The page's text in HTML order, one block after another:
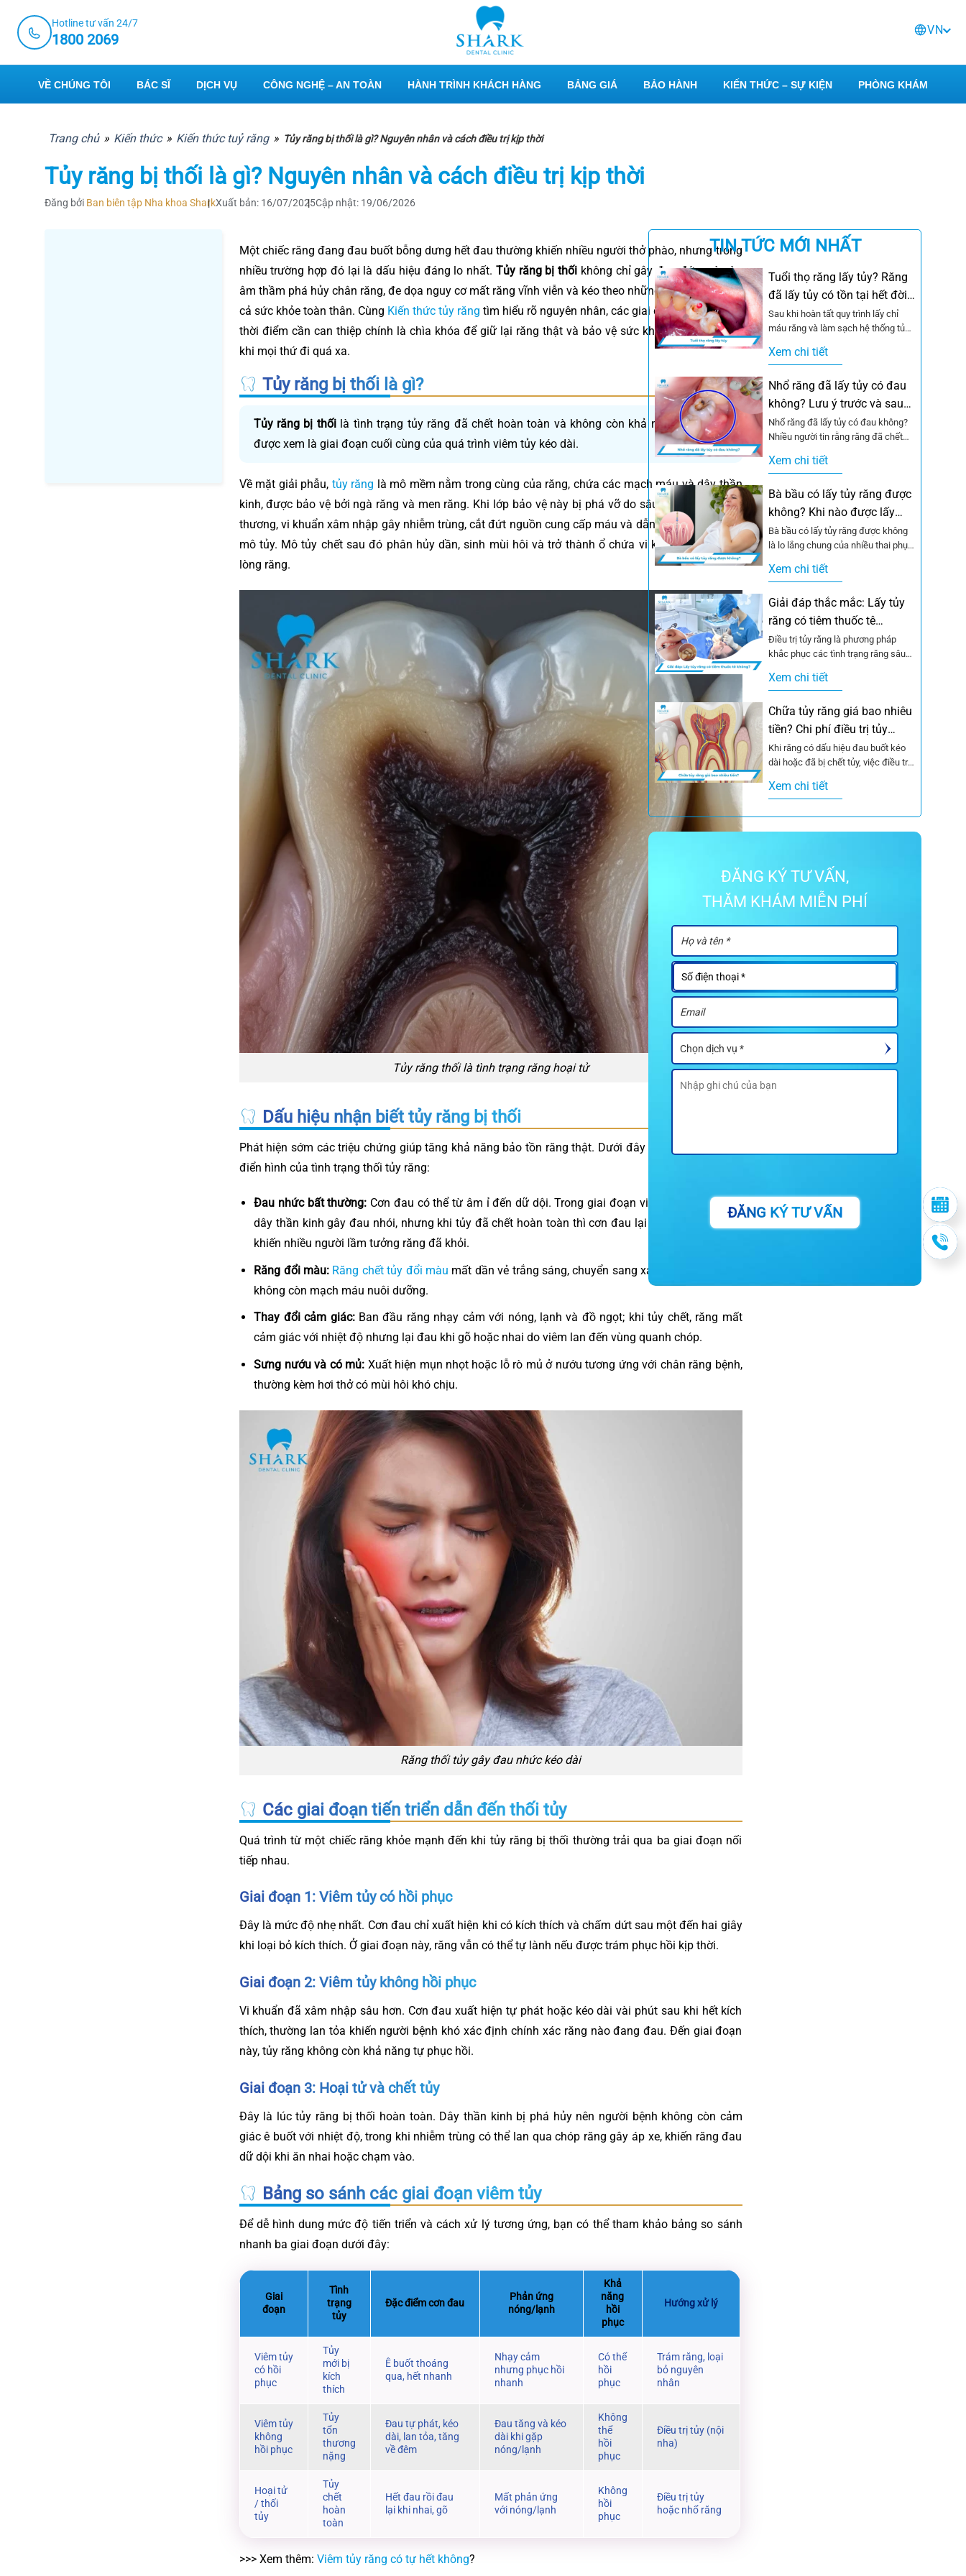
content
Hotline tư vấn 24/7
1800 2069
VN
VỀ CHÚNG TÔI BÁC SĨ DỊCH VỤ CÔNG NGHỆ – AN TOÀN HÀNH TRÌNH KHÁCH HÀNG BẢNG GIÁ BẢO HÀNH KIẾN THỨC – SỰ KIỆN PHÒNG KHÁM
Trang chủ » Kiến thức » Kiến thức tuỷ răng » Tủy răng bị thối là gì? Nguyên nhân và cách điều trị kịp thời
Tủy răng bị thối là gì? Nguyên nhân và cách điều trị kịp thời
Đăng bởi Ban biên tập Nha khoa SharkXuất bản: 16/07/2025Cập nhật: 19/06/2026
Một chiếc răng đang đau buốt bỗng dưng hết đau thường khiến nhiều người thở phào, nhưng trong
nhiều trường hợp đó lại là dấu hiệu đáng lo nhất. Tủy răng bị thối không chỉ gây đau đớn mà còn
âm thầm phá hủy chân răng, đe dọa nguy cơ mất răng vĩnh viễn và kéo theo những biến chứng cho
cả sức khỏe toàn thân. Cùng Kiến thức tủy răng tìm hiểu rõ nguyên nhân, các giai đoạn tiến triển và
thời điểm cần can thiệp chính là chìa khóa để giữ lại răng thật và bảo vệ sức khỏe của bạn trước
khi mọi thứ đi quá xa.
Tủy răng bị thối là gì?
Tủy răng bị thốilà tình trạng tủy răng đã chết hoàn toàn và không còn khả năng hồi phục,
được xem là giai đoạn cuối cùng của quá trình viêm tủy kéo dài.
Về mặt giải phẫu, tủy răng là mô mềm nằm trong cùng của răng, chứa các mạch máu và dây thần
kinh, được bảo vệ bởi ngà răng và men răng. Khi lớp bảo vệ này bị phá vỡ do sâu răng hoặc chấn
thương, vi khuẩn xâm nhập gây nhiễm trùng, cắt đứt nguồn cung cấp máu và dẫn đến cái chết của
mô tủy. Mô tủy chết sau đó phân hủy dần, sinh mùi hôi và trở thành ổ chứa vi khuẩn ngay trong
lòng răng.
Tủy răng thối là tình trạng răng hoại tử
Dấu hiệu nhận biết tủy răng bị thối
Phát hiện sớm các triệu chứng giúp tăng khả năng bảo tồn răng thật. Dưới đây là những dấu hiệu
điển hình của tình trạng thối tủy răng:
Đau nhức bất thường: Cơn đau có thể từ âm ỉ đến dữ dội. Trong giai đoạn viêm cấp, áp lực lên
dây thần kinh gây đau nhói, nhưng khi tủy đã chết hoàn toàn thì cơn đau lại biến mất đột ngột
khiến nhiều người lầm tưởng răng đã khỏi.
Răng đổi màu: Răng chết tủy đổi màu mất dần vẻ trắng sáng, chuyển sang xám, nâu rồi đen do
không còn mạch máu nuôi dưỡng.
Thay đổi cảm giác:Ban đầu răng nhạy cảm với nóng, lạnh và đồ ngọt; khi tủy chết, răng mất
cảm giác với nhiệt độ nhưng lại đau khi gõ hoặc nhai do viêm lan đến vùng quanh chóp.
Sưng nướu và có mủ: Xuất hiện mụn nhọt hoặc lỗ rò mủ ở nướu tương ứng với chân răng bệnh,
thường kèm hơi thở có mùi hôi khó chịu.
Răng thối tủy gây đau nhức kéo dài
Các giai đoạn tiến triển dẫn đến thối tủy
Quá trình từ một chiếc răng khỏe mạnh đến khi tủy răng bị thối thường trải qua ba giai đoạn nối
tiếp nhau.
Giai đoạn 1: Viêm tủy có hồi phục
Đây là mức độ nhẹ nhất. Cơn đau chỉ xuất hiện khi có kích thích và chấm dứt sau một đến hai giây
khi loại bỏ kích thích. Ở giai đoạn này, răng vẫn có thể tự lành nếu được trám phục hồi kịp thời.
Giai đoạn 2: Viêm tủy không hồi phục
Vi khuẩn đã xâm nhập sâu hơn. Cơn đau xuất hiện tự phát hoặc kéo dài vài phút sau khi hết kích
thích, thường lan tỏa khiến người bệnh khó xác định chính xác răng nào đang đau. Đến giai đoạn
này, tủy răng không còn khả năng tự phục hồi.
Giai đoạn 3: Hoại tử và chết tủy
Đây là lúc tủy răng bị thối hoàn toàn. Dây thần kinh bị phá hủy nên người bệnh không còn cảm
giác ê buốt với nhiệt độ, trong khi nhiễm trùng có thể lan qua chóp răng gây áp xe, khiến răng đau
dữ dội khi ăn nhai hoặc chạm vào.
Bảng so sánh các giai đoạn viêm tủy
Để dễ hình dung mức độ tiến triển và cách xử lý tương ứng, bạn có thể tham khảo bảng so sánh
nhanh ba giai đoạn dưới đây:
Giai
đoạn
Tình
trạng
tủy
Đặc điểm cơn đau
Phản ứng
nóng/lạnh
Khả
năng
hồi
phục
Hướng xử lý
Viêm tủy
có hồi
phục
Tủy
mới bị
kích
thích
Ê buốt thoáng
qua, hết nhanh
Nhạy cảm
nhưng phục hồi
nhanh
Có thể
hồi
phục
Trám răng, loại
bỏ nguyên
nhân
Viêm tủy
không
hồi phục
Tủy
tổn
thương
nặng
Đau tự phát, kéo
dài, lan tỏa, tăng
về đêm
Đau tăng và kéo
dài khi gặp
nóng/lạnh
Không
thể
hồi
phục
Điều trị tủy (nội
nha)
Hoại tử
/ thối
tủy
Tủy
chết
hoàn
toàn
Hết đau rồi đau
lại khi nhai, gõ
Mất phản ứng
với nóng/lạnh
Không
hồi
phục
Điều trị tủy
hoặc nhổ răng
>>> Xem thêm: Viêm tủy răng có tự hết không?
TIN TỨC MỚI NHẤT
Tuổi thọ răng lấy tủy? Răng
đã lấy tủy có tồn tại hết đời
không?
Sau khi hoàn tất quy trình lấy chỉ
máu răng và làm sạch hệ thống tủy
Xem chi tiết
Nhổ răng đã lấy tủy có đau
không? Lưu ý trước và sau
khi nhổ
Nhổ răng đã lấy tủy có đau không?
Nhiều người tin rằng răng đã chết
Xem chi tiết
Bà bầu có lấy tủy răng được
không? Khi nào được lấy
tủy?
Bà bầu có lấy tủy răng được không
là lo lắng chung của nhiều thai phụ
Xem chi tiết
Giải đáp thắc mắc: Lấy tủy
răng có tiêm thuốc tê
không?
Điều trị tủy răng là phương pháp
khắc phục các tình trạng răng sâu
Xem chi tiết
Chữa tủy răng giá bao nhiêu
tiền? Chi phí điều trị tủy
8/2026
Khi răng có dấu hiệu đau buốt kéo
dài hoặc đã bị chết tủy, việc điều trị
Xem chi tiết
ĐĂNG KÝ TƯ VẤN,
THĂM KHÁM MIỄN PHÍ
ĐĂNG KÝ TƯ VẤN